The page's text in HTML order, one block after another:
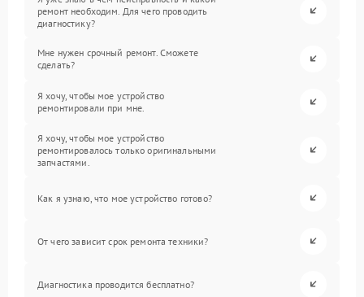
ремонт необходим. Для чего проводить
диагностику?
Мне нужен срочный ремонт. Сможете
сделать?
Я хочу, чтобы мое устройство
ремонтировали при мне.
Я хочу, чтобы мое устройство
ремонтировалось только оригинальными
запчастями.
Как я узнаю, что мое устройство готово?
От чего зависит срок ремонта техники?
Диагностика проводится бесплатно?